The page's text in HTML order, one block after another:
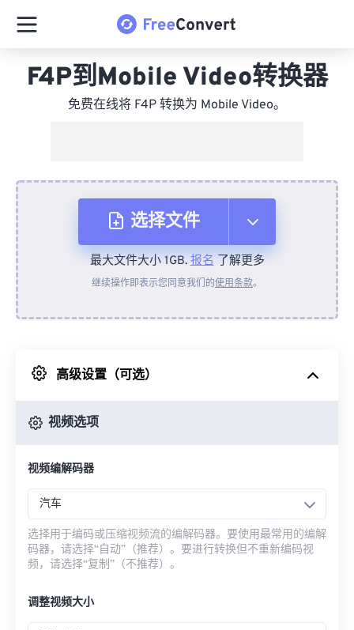
F4P到Mobile Video转换器
免费在线将 F4P 转换为 Mobile Video。
选择文件
从设备
来自 Google Drive
最大文件大小 1GB.报名了解更多
继续操作即表示您同意我们的使用条款。
高级设置（可选）
视频选项
视频编解码器
汽车
选择用于编码或压缩视频流的编解码器。要使用最常用的编解
码器，请选择“自动”（推荐）。要进行转换但不重新编码视
频，请选择“复制”（不推荐）。
调整视频大小